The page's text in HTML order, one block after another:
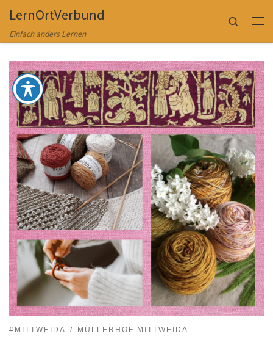
Zum Inhalt springen
LernOrtVerbund
Einfach anders Lernen
Search
#MITTWEIDA MÜLLERHOF MITTWEIDA